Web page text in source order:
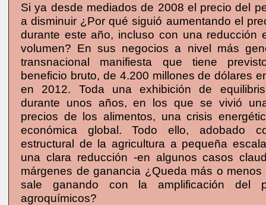
Si ya desde mediados de 2008 el precio del
a disminuir ¿Por qué siguió aumentando el
durante este año, incluso con una reducción
volumen? En sus negocios a nivel más
transnacional manifiesta que tiene
beneficio bruto, de 4.200 millones de dólares
en 2012. Toda una exhibición de
durante unos años, en los que se vivió
precios de los alimentos, una crisis
económica global. Todo ello, adobado
estructural de la agricultura a pequeña
una clara reducción -en algunos casos
márgenes de ganancia ¿Queda más o menos
sale ganando con la amplificación del
agroquímicos?